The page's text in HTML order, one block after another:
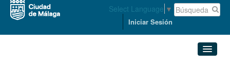
Select Language ▼
Iniciar Sesión